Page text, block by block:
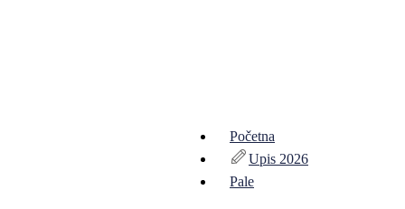
Početna
Upis 2026
Pale